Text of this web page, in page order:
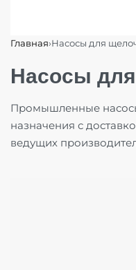
Главная›Насосы для
Насосы
Промышленные
назначения с
ведущих